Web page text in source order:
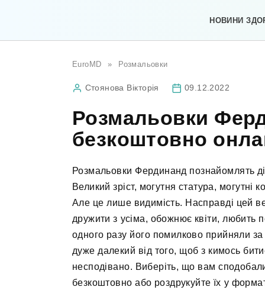
НОВИНИ
EuroMD » Розмальовки
Стоянова Вікторія 09.12.2022
Розмальовки
безкоштовно
Розмальовки Фердинанд познайомлять
Великий зріст, могутня статура, могутні
Але це лише видимість. Насправді цей
дружити з усіма, обожнює квіти, любить
одного разу його помилково прийняли
дуже далекий від того, щоб з кимось
несподівано. Виберіть, що вам
безкоштовно або роздрукуйте їх у